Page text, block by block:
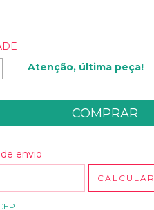
Atenção, última peça!
o CEP:
envio
CALCULAR